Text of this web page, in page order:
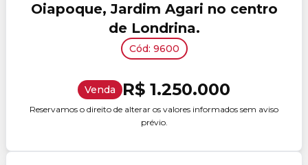
Oiapoque, Jardim Agari no centro
de Londrina.
Cód: 9600
Venda R$ 1.250.000
Reservamos o direito de alterar os valores informados sem aviso
prévio.